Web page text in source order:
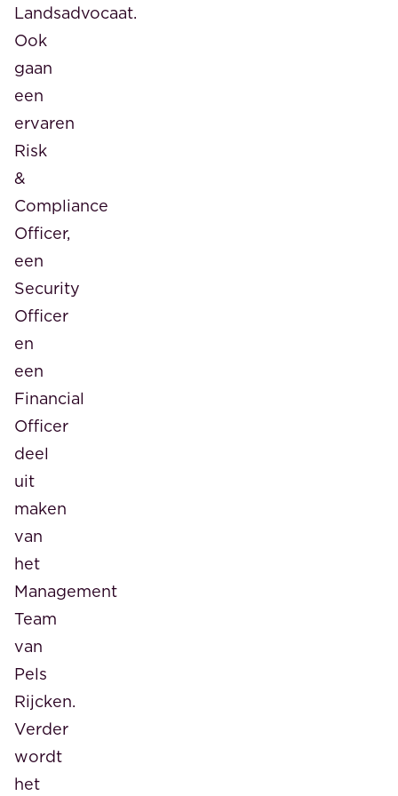
Landsadvocaat.
Ook
gaan
een
ervaren
Risk
&
Compliance
Officer,
een
Security
Officer
en
een
Financial
Officer
deel
uit
maken
van
het
Management
Team
van
Pels
Rijcken.
Verder
wordt
het